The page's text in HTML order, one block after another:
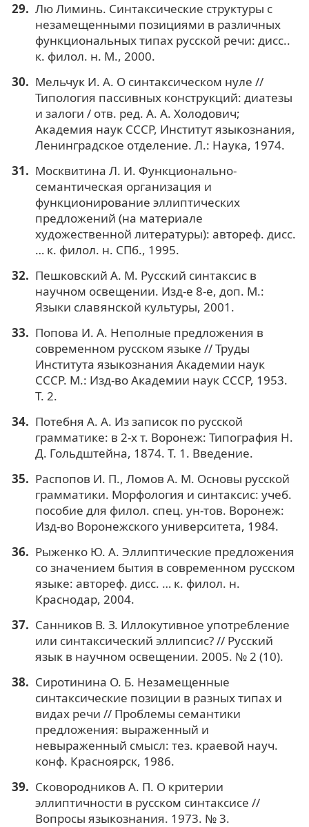
Лю Лиминь. Синтаксические структуры с
незамещенными позициями в различных
функциональных типах русской речи: дисс..
к. филол. н. М., 2000.
Мельчук И. А. О синтаксическом нуле //
Типология пассивных конструкций: диатезы
и залоги / отв. ред. А. А. Холодович;
Академия наук СССР, Институт языкознания,
Ленинградское отделение. Л.: Наука, 1974.
Москвитина Л. И. Функционально-
семантическая организация и
функционирование эллиптических
предложений (на материале
художественной литературы): автореф. дисс.
… к. филол. н. СПб., 1995.
Пешковский А. М. Русский синтаксис в
научном освещении. Изд-е 8-е, доп. М.:
Языки славянской культуры, 2001.
Попова И. А. Неполные предложения в
современном русском языке // Труды
Института языкознания Академии наук
СССР. М.: Изд-во Академии наук СССР, 1953.
Т. 2.
Потебня А. А. Из записок по русской
грамматике: в 2-х т. Воронеж: Типография Н.
Д. Гольдштейна, 1874. Т. 1. Введение.
Распопов И. П., Ломов А. М. Основы русской
грамматики. Морфология и синтаксис: учеб.
пособие для филол. спец. ун-тов. Воронеж:
Изд-во Воронежского университета, 1984.
Рыженко Ю. А. Эллиптические предложения
со значением бытия в современном русском
языке: автореф. дисс. … к. филол. н.
Краснодар, 2004.
Санников В. З. Иллокутивное употребление
или синтаксический эллипсис? // Русский
язык в научном освещении. 2005. № 2 (10).
Сиротинина О. Б. Незамещенные
синтаксические позиции в разных типах и
видах речи // Проблемы семантики
предложения: выраженный и
невыраженный смысл: тез. краевой науч.
конф. Красноярск, 1986.
Сковородников А. П. О критерии
эллиптичности в русском синтаксисе //
Вопросы языкознания. 1973. № 3.